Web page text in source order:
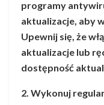
programy
aktualizacje, aby
Upewnij się, że
aktualizacje lub
dostępność
2. Wykonuj